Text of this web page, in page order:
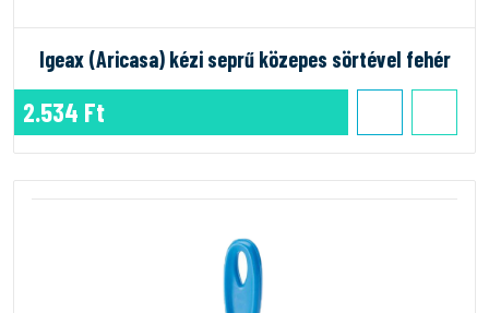
Igeax (Aricasa) kézi seprű közepes sörtével fehér
2.534 Ft